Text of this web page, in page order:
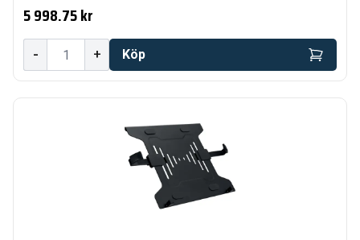
5 998.75 kr
- + Köp